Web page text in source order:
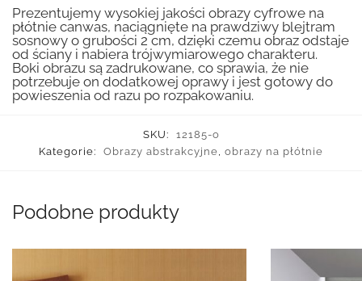
Prezentujemy wysokiej jakości obrazy cyfrowe na
płótnie canwas, naciągnięte na prawdziwy blejtram
sosnowy o grubości 2 cm, dzięki czemu obraz odstaje
od ściany i nabiera trójwymiarowego charakteru.
Boki obrazu są zadrukowane, co sprawia, że nie
potrzebuje on dodatkowej oprawy i jest gotowy do
powieszenia od razu po rozpakowaniu.
SKU:
12185-o
Kategorie:
Obrazy abstrakcyjne, obrazy na płótnie
Podobne produkty